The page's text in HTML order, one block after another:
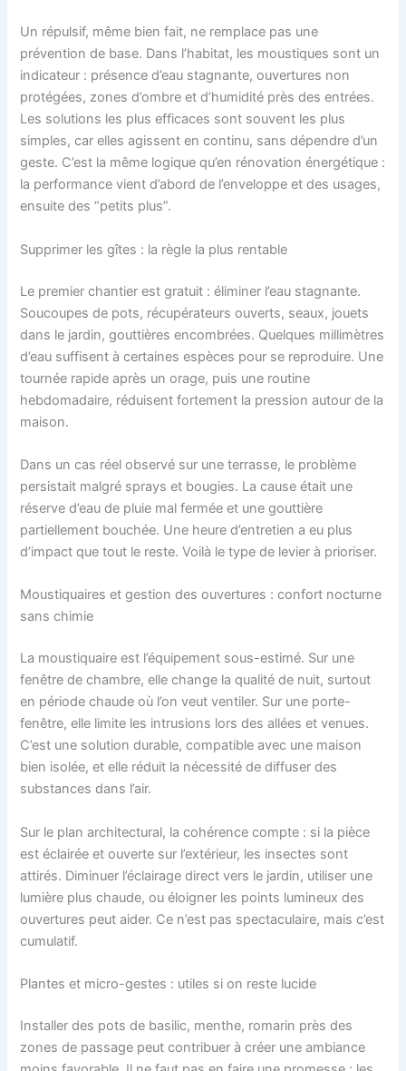
Un répulsif, même bien fait, ne remplace pas une
prévention de base. Dans l’habitat, les moustiques sont un
indicateur : présence d’eau stagnante, ouvertures non
protégées, zones d’ombre et d’humidité près des entrées.
Les solutions les plus efficaces sont souvent les plus
simples, car elles agissent en continu, sans dépendre d’un
geste. C’est la même logique qu’en rénovation énergétique :
la performance vient d’abord de l’enveloppe et des usages,
ensuite des “petits plus”.
Supprimer les gîtes : la règle la plus rentable
Le premier chantier est gratuit : éliminer l’eau stagnante.
Soucoupes de pots, récupérateurs ouverts, seaux, jouets
dans le jardin, gouttières encombrées. Quelques millimètres
d’eau suffisent à certaines espèces pour se reproduire. Une
tournée rapide après un orage, puis une routine
hebdomadaire, réduisent fortement la pression autour de la
maison.
Dans un cas réel observé sur une terrasse, le problème
persistait malgré sprays et bougies. La cause était une
réserve d’eau de pluie mal fermée et une gouttière
partiellement bouchée. Une heure d’entretien a eu plus
d’impact que tout le reste. Voilà le type de levier à prioriser.
Moustiquaires et gestion des ouvertures : confort nocturne
sans chimie
La moustiquaire est l’équipement sous-estimé. Sur une
fenêtre de chambre, elle change la qualité de nuit, surtout
en période chaude où l’on veut ventiler. Sur une porte-
fenêtre, elle limite les intrusions lors des allées et venues.
C’est une solution durable, compatible avec une maison
bien isolée, et elle réduit la nécessité de diffuser des
substances dans l’air.
Sur le plan architectural, la cohérence compte : si la pièce
est éclairée et ouverte sur l’extérieur, les insectes sont
attirés. Diminuer l’éclairage direct vers le jardin, utiliser une
lumière plus chaude, ou éloigner les points lumineux des
ouvertures peut aider. Ce n’est pas spectaculaire, mais c’est
cumulatif.
Plantes et micro-gestes : utiles si on reste lucide
Installer des pots de basilic, menthe, romarin près des
zones de passage peut contribuer à créer une ambiance